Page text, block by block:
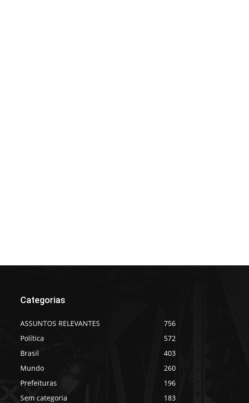
Categorias
ASSUNTOS RELEVANTES
756
Política
572
Brasil
403
Mundo
260
Prefeituras
196
Sem categoria
183